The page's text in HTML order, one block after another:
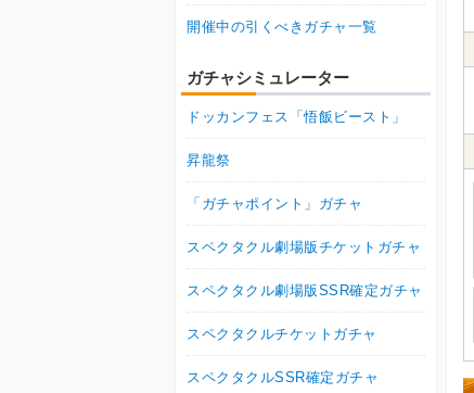
開催中の引くべきガチャ一覧
ガチャシミュレーター
ドッカンフェス「悟飯ビースト」
昇龍祭
「ガチャポイント」ガチャ
スペクタクル劇場版チケットガチャ
スペクタクル劇場版SSR確定ガチャ
スペクタクルチケットガチャ
スペクタクルSSR確定ガチャ